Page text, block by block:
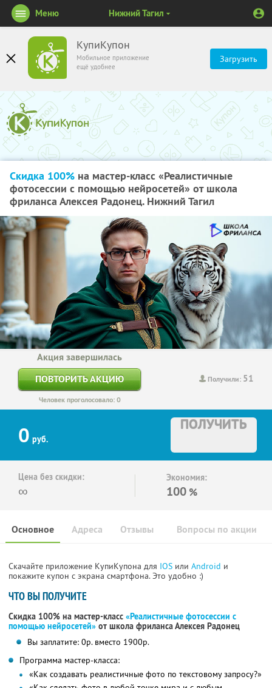
КупиКупон
Мобильное приложение
ещё удобнее
Загрузить
Меню Нижний Тагил
Скидка 100% на мастер-класс «Реалистичные
фотосессии с помощью нейросетей» от школа
фриланса Алексея Радонец. Нижний Тагил
Получили: 51
Акция завершилась
ПОВТОРИТЬ АКЦИЮ
Человек проголосовало: 0
0 руб.
ПОЛУЧИТЬ
Цена без скидки:
∞
Экономия:
100 %
Основное Отзывы Вопросы по акции
Адреса
Скачайте приложение КупиКупона для IOS или Android и
покажите купон с экрана смартфона. Это удобно :)
ЧТО ВЫ ПОЛУЧИТЕ
Скидка 100% на мастер-класс «Реалистичные фотосессии с
помощью нейросетей» от школа фриланса Алексея Радонец
Вы заплатите: 0р. вместо 1900р.
Программа мастер-класса:
«Как создавать реалистичные фото по текстовому запросу?»